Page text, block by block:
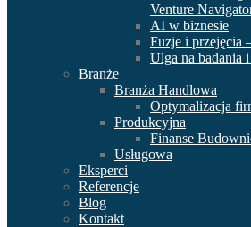
Venture
AI w biznesie
Fuzje i przejęcia
Ulga na badania
Branże
Branża Handlowa
Optymalizacja
Produkcyjna
Finanse
Usługowa
Eksperci
Referencje
Blog
Kontakt